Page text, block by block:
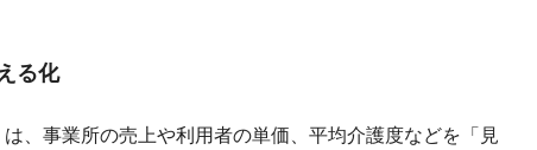
る化
、事業所の売上や利用者の単価、平均介護度などを「見